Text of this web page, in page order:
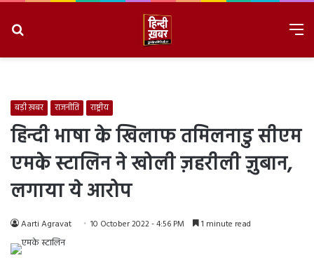
बड़ी ख़बर राजनीति राष्ट्रीय
हिन्दी भाषा के खिलाफ तमिलनाडु सीएम
एमके स्टालिन ने खोली ज़हरीली ज़ुबान,
लगाया ये आरोप
Aarti Agravat 10 October 2022 - 4:56 PM 1 minute read